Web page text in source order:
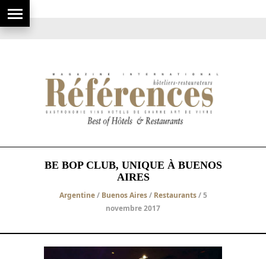
BE BOP CLUB, UNIQUE À BUENOS
AIRES
Argentine/ Buenos Aires/ Restaurants/ 5
novembre 2017